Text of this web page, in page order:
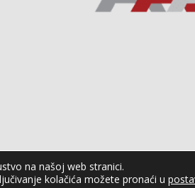
na našoj web stranici.
kolačića možete pronaći u